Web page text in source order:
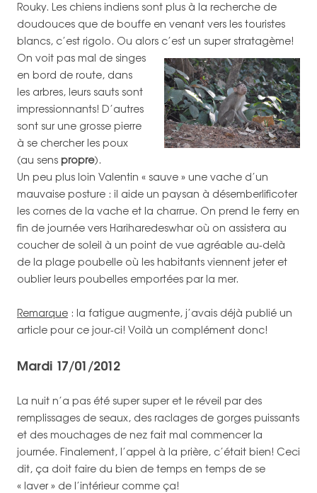
Rouky. Les chiens indiens sont plus à la recherche de
doudouces que de bouffe en venant vers les touristes
blancs, c’est rigolo. Ou alors c’est un super stratagème!
On voit pas mal de singes
en bord de route, dans
les arbres, leurs sauts sont
impressionnants! D’autres
sont sur une grosse pierre
à se chercher les poux
(au sens propre).
Un peu plus loin Valentin « sauve » une vache d’un
mauvaise posture : il aide un paysan à désemberlificoter
les cornes de la vache et la charrue. On prend le ferry en
fin de journée vers Hariharedeswhar où on assistera au
coucher de soleil à un point de vue agréable au-delà
de la plage poubelle où les habitants viennent jeter et
oublier leurs poubelles emportées par la mer.
Remarque : la fatigue augmente, j’avais déjà publié un
article pour ce jour-ci! Voilà un complément donc!
Mardi 17/01/2012
La nuit n’a pas été super super et le réveil par des
remplissages de seaux, des raclages de gorges puissants
et des mouchages de nez fait mal commencer la
journée. Finalement, l’appel à la prière, c’était bien! Ceci
dit, ça doit faire du bien de temps en temps de se
« laver » de l’intérieur comme ça!